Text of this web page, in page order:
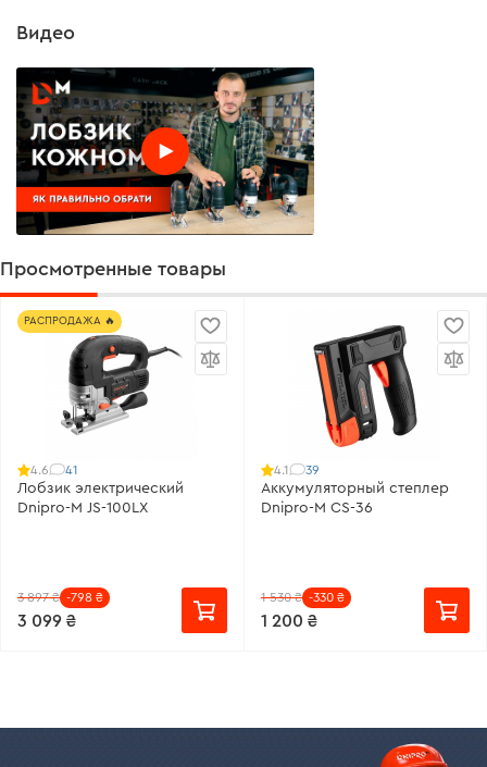
Видео
Просмотренные товары
РАСПРОДАЖА 🔥
4.6 41
Лобзик электрический
Dnipro-M JS-100LX
3 897 ₴ -798 ₴
3 099 ₴
4.1 39
Аккумуляторный степлер
Dnipro-M CS-36
1 530 ₴ -330 ₴
1 200 ₴